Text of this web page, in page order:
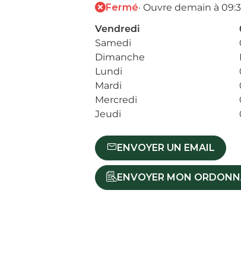
Fermé· Ouvre demain à
Vendredi
Samedi
Dimanche
Lundi
Mardi
Mercredi
Jeudi
ENVOYER UN EMAIL
ENVOYER MON